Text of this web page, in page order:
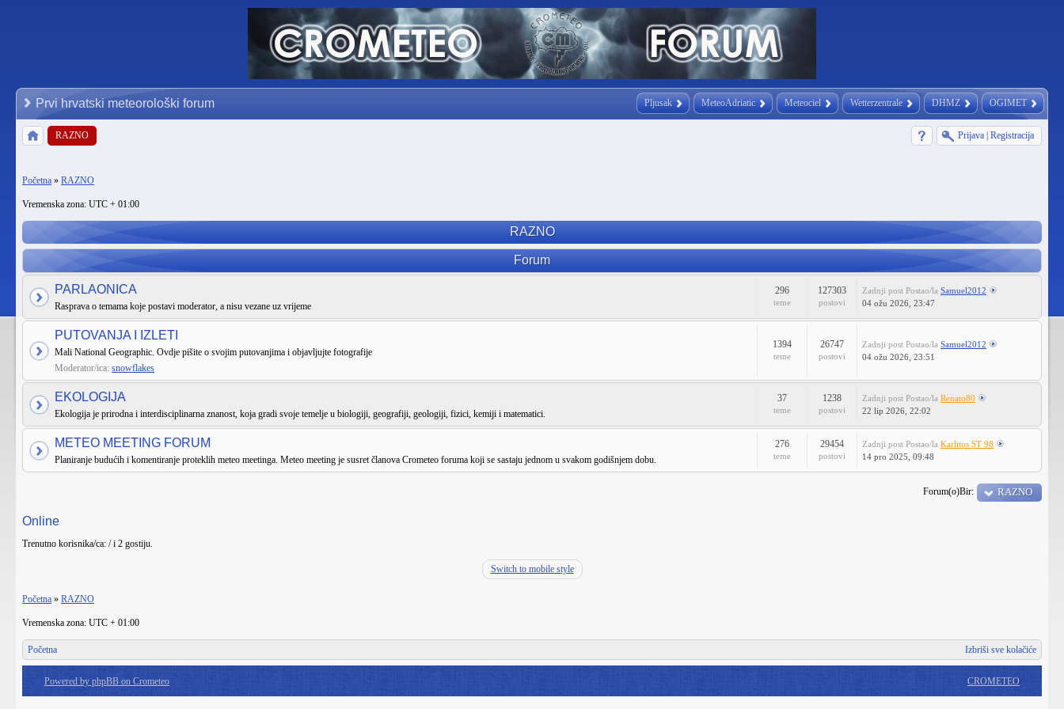
Pljusak MeteoAdriatic Meteociel Wetterzentrale DHMZ OGIMET
Prvi hrvatski meteorološki forum
RAZNO Prijava Registracija
Početna » RAZNO
Vremenska zona: UTC + 01:00
RAZNO
Forum
PARLAONICA
Rasprava o temama koje postavi moderator, a nisu vezane uz vrijeme
296
teme
127303
postovi
Zadnji post Postao/la Samuel2012
04 ožu 2026, 23:47
PUTOVANJA I IZLETI
Mali National Geographic. Ovdje pišite o svojim putovanjima i objavljujte fotografije
Moderator/ica: snowflakes
1394
teme
26747
postovi
Zadnji post Postao/la Samuel2012
04 ožu 2026, 23:51
EKOLOGIJA
Ekologija je prirodna i interdisciplinarna znanost, koja gradi svoje temelje u biologiji, geografiji, geologiji, fizici, kemiji i matematici.
37
teme
1238
postovi
Zadnji post Postao/la Renato80
22 lip 2026, 22:02
METEO MEETING FORUM
Planiranje budućih i komentiranje proteklih meteo meetinga. Meteo meeting je susret članova Crometeo foruma koji se sastaju jednom u svakom godišnjem dobu.
276
teme
29454
postovi
Zadnji post Postao/la Karlitos ST 98
14 pro 2025, 09:48
Forum(o)Bir: RAZNO
Online
Trenutno korisnika/ca: / i 2 gostiju.
Switch to mobile style
Početna » RAZNO
Vremenska zona: UTC + 01:00
Početna Izbriši sve kolačiće
Powered by phpBB on Crometeo CROMETEO